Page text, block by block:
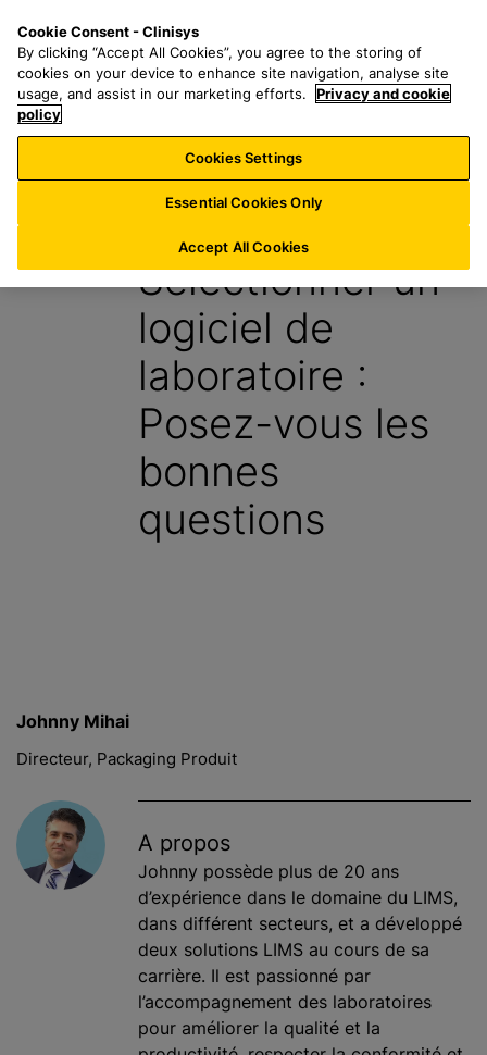
a
r
h
f
o
:
n
u
Sélectionner un
logiciel de
laboratoire :
Posez-vous les
bonnes
questions
Johnny Mihai
Directeur, Packaging Produit
A propos
Johnny possède plus de 20 ans
d’expérience dans le domaine du LIMS,
dans différent secteurs, et a développé
deux solutions LIMS au cours de sa
carrière. Il est passionné par
l’accompagnement des laboratoires
pour améliorer la qualité et la
Cookie Consent - Clinisys
By clicking “Accept All Cookies”, you agree to the storing of
cookies on your device to enhance site navigation, analyse site
usage, and assist in our marketing efforts.
Privacy and cookie
policy
Cookies Settings
Essential Cookies Only
Accept All Cookies